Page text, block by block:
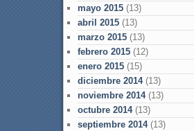
mayo 2015(13)
abril 2015(13)
marzo 2015(13)
febrero 2015(12)
enero 2015(15)
diciembre 2014(13)
noviembre 2014(13)
octubre 2014(13)
septiembre 2014(13)